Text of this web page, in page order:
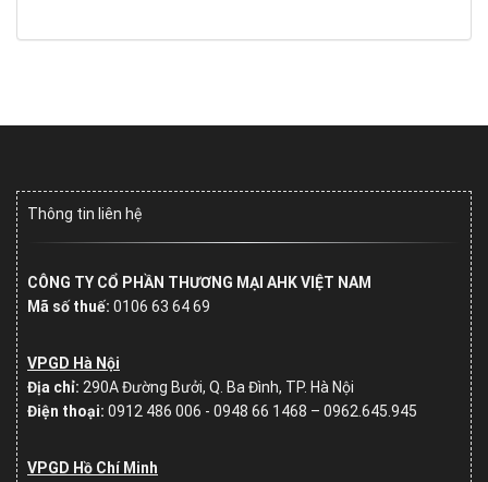
Thông tin liên hệ
CÔNG TY CỔ PHẦN THƯƠNG MẠI AHK VIỆT NAM
Mã số thuế: 0106 63 64 69
VPGD Hà Nội
Địa chỉ: 290A Đường Bưởi, Q. Ba Đình, TP. Hà Nội
Điện thoại: 0912 486 006 - 0948 66 1468 – 0962.645.945
VPGD Hồ Chí Minh